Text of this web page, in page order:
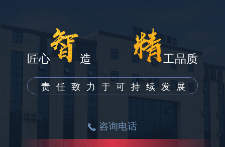
匠心 造 工品质
责任致力于可持续发展
咨询电话